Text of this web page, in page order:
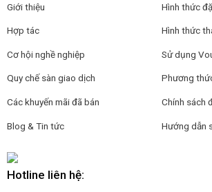
Giới thiệu
Hợp tác
Cơ hội nghề nghiệp
Quy chế sàn giao dịch
Các khuyến mãi đã bán
Blog & Tin tức
Hình thức
Hình thức
Sử dụng
Phương
Chính sách
Hướng dẫn
Hotline liên hệ: